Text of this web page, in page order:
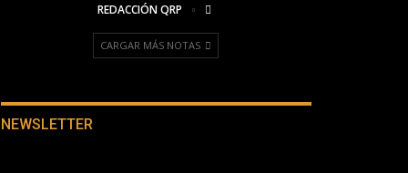
REDACCIÓN QRP
CARGAR MÁS NOTAS
NEWSLETTER